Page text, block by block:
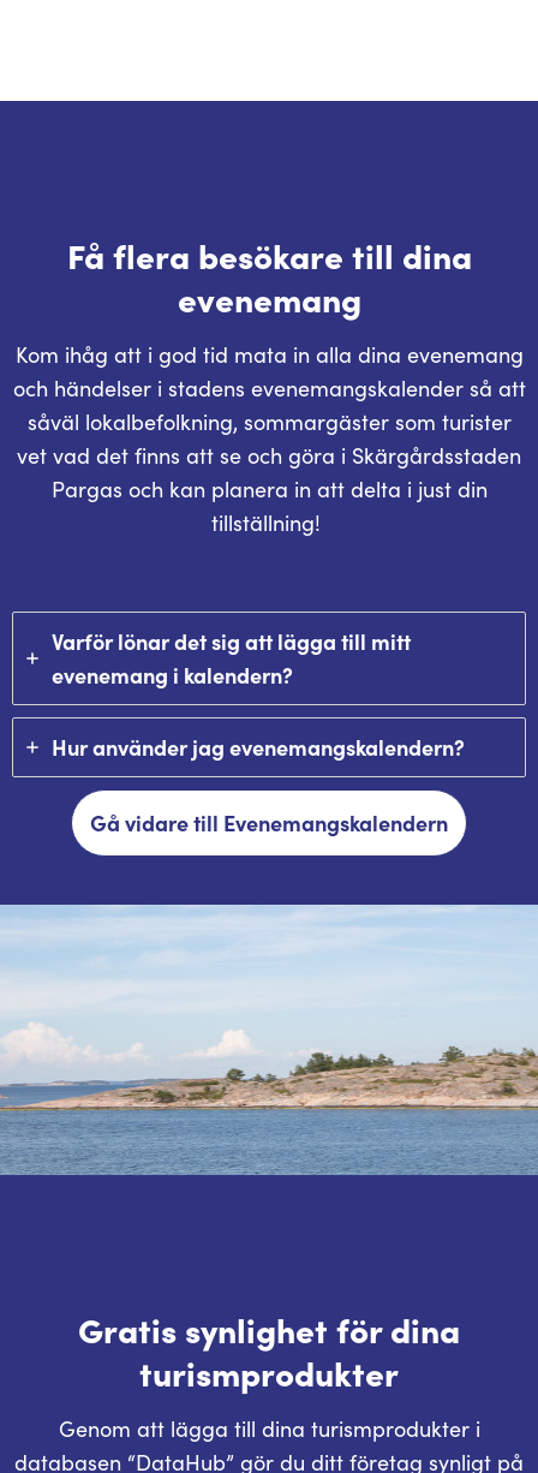
Få flera besökare till dina
evenemang
Kom ihåg att i god tid mata in alla dina evenemang
och händelser i stadens evenemangskalender så att
såväl lokalbefolkning, sommargäster som turister
vet vad det finns att se och göra i Skärgårdsstaden
Pargas och kan planera in att delta i just din
tillställning!
Varför lönar det sig att lägga till mitt
evenemang i kalendern?
Hur använder jag evenemangskalendern?
Gå vidare till Evenemangskalendern
Gratis synlighet för dina
turismprodukter
Genom att lägga till dina turismprodukter i
databasen “DataHub” gör du ditt företag synligt på